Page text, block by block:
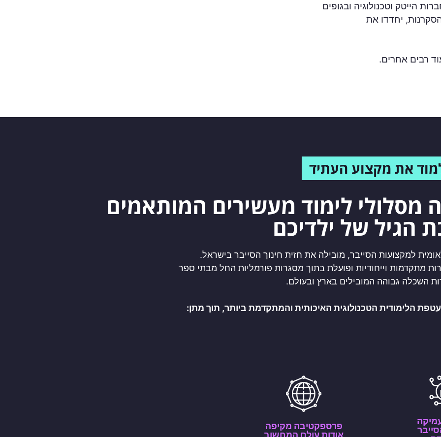
הייטק וטכנולוגיה ובגופים
יחדדו את
רבים אחרים.
את מקצוע העתיד
מסלולי לימוד מעשירים המותאמים
הגיל של ילדיכם
למקצועות הסייבר, מובילה את חזית חינוך הסייבר בישראל.
מתקדמות וייחודיות ופועלת בתוך מסגרות פורמליות החל מבתי ספר
השכלה גבוהה המובילים בארץ ובעולם.
הלימודית הטכנולוגית האיכותית והמתקדמת ביותר, תוך מתן:
פרספקטיבה מקיפה
אודות עולם המחשוב